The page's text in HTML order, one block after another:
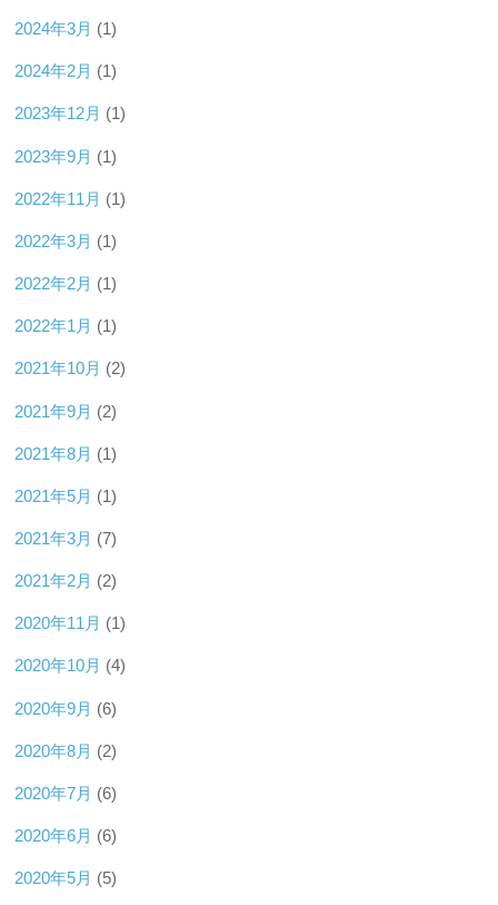
2024年3月 (1)
2024年2月 (1)
2023年12月 (1)
2023年9月 (1)
2022年11月 (1)
2022年3月 (1)
2022年2月 (1)
2022年1月 (1)
2021年10月 (2)
2021年9月 (2)
2021年8月 (1)
2021年5月 (1)
2021年3月 (7)
2021年2月 (2)
2020年11月 (1)
2020年10月 (4)
2020年9月 (6)
2020年8月 (2)
2020年7月 (6)
2020年6月 (6)
2020年5月 (5)